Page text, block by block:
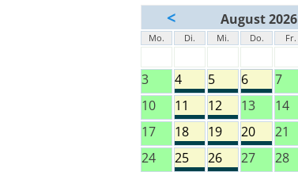
< August 2026
Mo. Di. Mi. Do. Fr.
3
4 5 6 7
10
11 12 13 14
17
18 19 20 21
24
25 26 27 28